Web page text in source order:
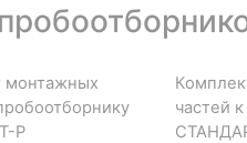
монтажных
Р
частей